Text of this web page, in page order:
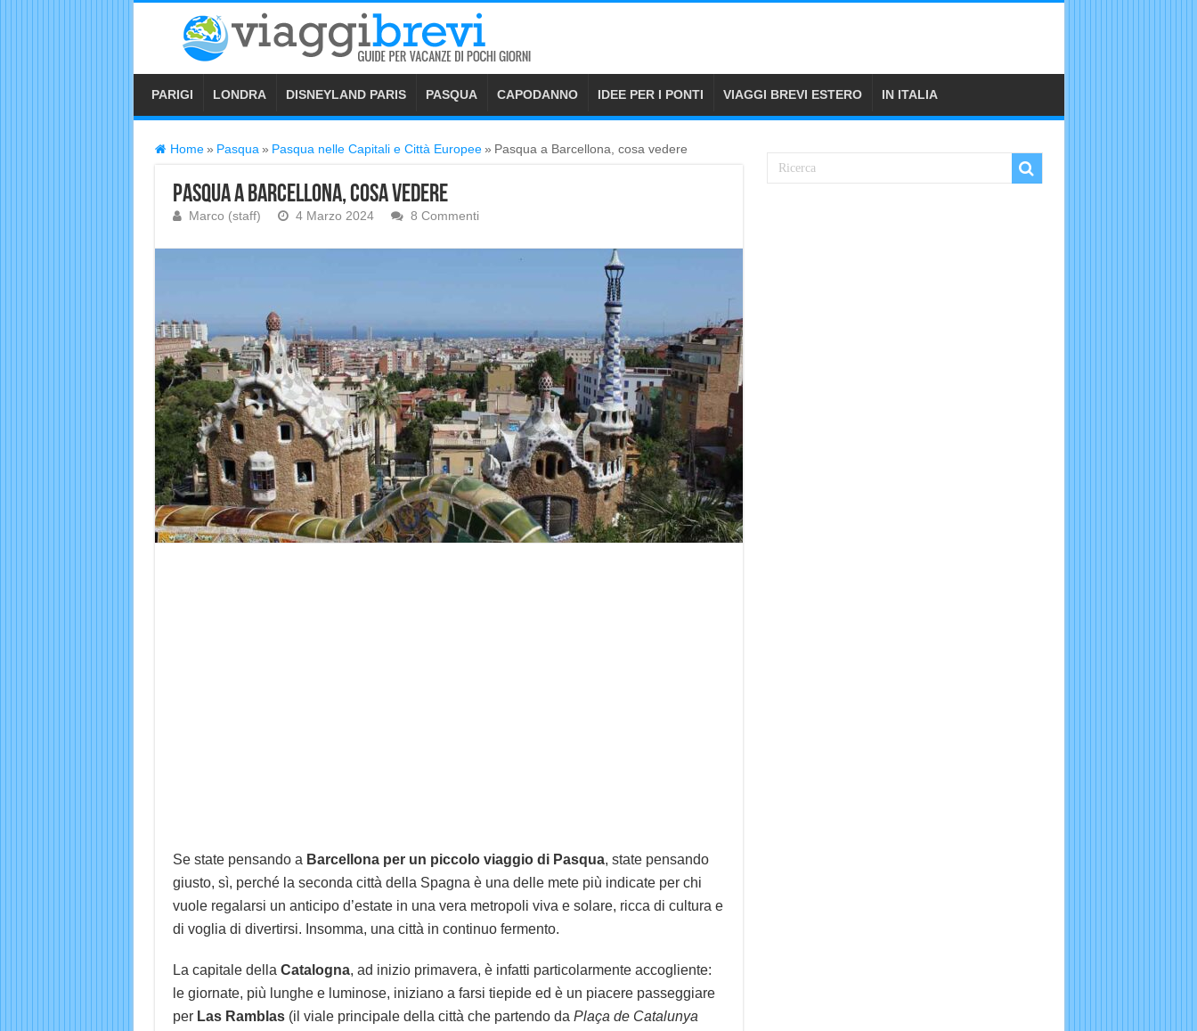
PARIGI LONDRA DISNEYLAND PARIS PASQUA CAPODANNO IDEE PER I PONTI VIAGGI BREVI ESTERO IN ITALIA
Home » Pasqua » Pasqua nelle Capitali e Città Europee » Pasqua a Barcellona, cosa vedere
Pasqua a Barcellona, cosa vedere
Marco (staff) 4 Marzo 2024 8 Commenti
Se state pensando a Barcellona per un piccolo viaggio di Pasqua, state pensando
giusto, sì, perché la seconda città della Spagna è una delle mete più indicate per chi
vuole regalarsi un anticipo d’estate in una vera metropoli viva e solare, ricca di cultura e
di voglia di divertirsi. Insomma, una città in continuo fermento.
La capitale della Catalogna, ad inizio primavera, è infatti particolarmente accogliente:
le giornate, più lunghe e luminose, iniziano a farsi tiepide ed è un piacere passeggiare
per Las Ramblas(il viale principale della città che partendo da Plaça de Catalunya